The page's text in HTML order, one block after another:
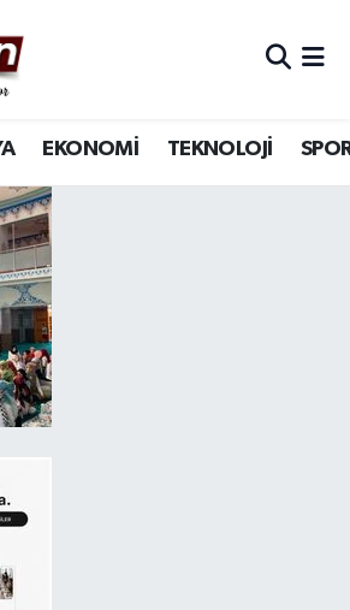
EKONOMİ TEKNOLOJİ
Durumu ve Fikstür